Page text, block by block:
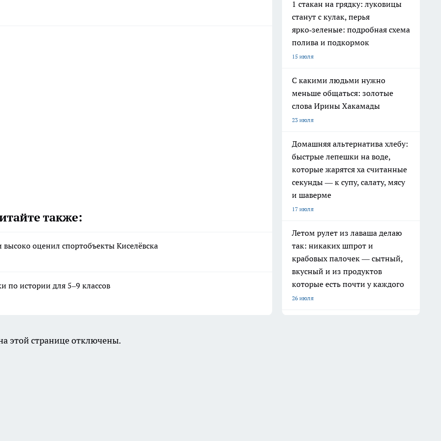
также:
оценил спортобъекты Киселёвска
по истории для 5–9 классов
1 стакан на грядку: луковицы
станут с кулак, перья
ярко‑зеленые: подробная схема
полива и подкормок
15 июля
С какими людьми нужно
меньше общаться: золотые
слова Ирины Хакамады
23 июля
Домашняя альтернатива хлебу:
быстрые лепешки на воде,
которые жарятся ха считанные
секунды — к супу, салату, мясу
и шаверме
17 июля
Летом рулет из лаваша делаю
так: никаких шпрот и
крабовых палочек — сытный,
вкусный и из продуктов
которые есть почти у каждого
26 июля
этой странице отключены.